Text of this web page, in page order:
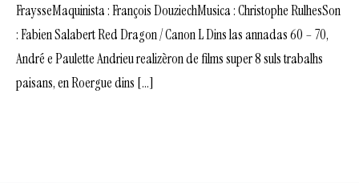
FraysseMaquinista : François DouziechMusica : Christophe RulhesSon
: Fabien Salabert Red Dragon / Canon L Dins las annadas 60 – 70,
André e Paulette Andrieu realizèron de films super 8 suls trabalhs
paisans, en Roergue dins […]